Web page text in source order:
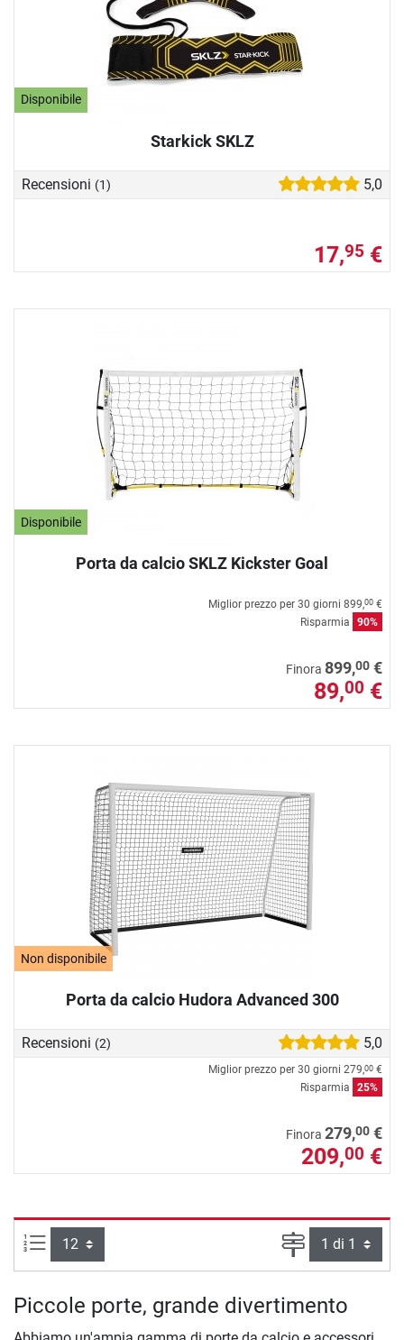
Disponibile
Starkick SKLZ
Recensioni (1) 5,0
17,95 €
Disponibile
Porta da calcio SKLZ Kickster Goal
Miglior prezzo per 30 giorni 899,00 €
Risparmia
90%
Finora 899,00 €
89,00 €
Non disponibile
Porta da calcio Hudora Advanced 300
Recensioni (2) 5,0
Miglior prezzo per 30 giorni 279,00 €
Risparmia
25%
Finora 279,00 €
209,00 €
Articoli per pagina: Pagina
Piccole porte, grande divertimento